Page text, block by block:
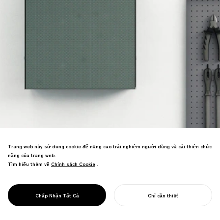
PROJECT
WAKERS
gian làm việc trở thành phòng trưng bày
của sự sáng tạo chức năng.
Trang web này sử dụng cookie để nâng cao trải nghiệm người dùng và cải thiện chức
năng của trang web.
Tìm hiểu thêm về Chính sách Cookie
Chính sách Cookie .
Chấp Nhận Tất Cả Chỉ cần thiết